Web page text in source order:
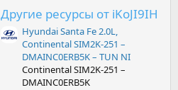
Другие ресурсы от iKoJI9IH
Hyundai Santa Fe 2.0L,
Continental SIM2K-251 –
DMAINC0ERB5K – TUN NI
Continental SIM2K-251 –
DMAINC0ERB5K